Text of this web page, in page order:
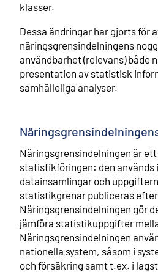
klasser.
Dessa ändringar har gjorts för
näringsgrensindelningens
användbarhet (relevans) både
presentation av statistisk
samhälleliga analyser.
Näringsgrensindelningen är
statistikföringen: den används
datainsamlingar och
statistikgrenar publiceras
Näringsgrensindelningen gör
jämföra statistikuppgifter
Näringsgrensindelningen
nationella system, såsom i
och försäkring samt t.ex. i